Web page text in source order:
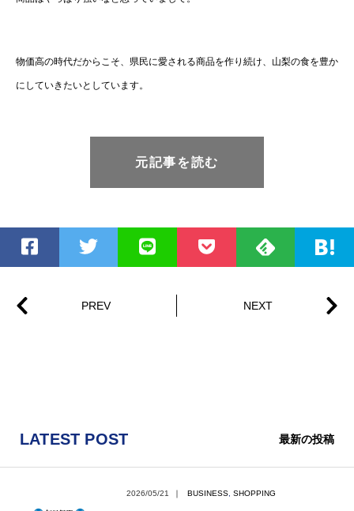
物価高の時代だからこそ、県民に愛される商品を作り続け、山梨の食を豊か
にしていきたいとしています。
元記事を読む
LATEST POST 最新の投稿
2026/05/21 ｜ BUSINESS SHOPPING